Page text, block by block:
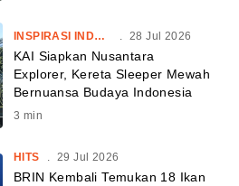
INSPIRASI INDONESIA 28 Jul 2026
KAI Siapkan Nusantara
Explorer, Kereta Sleeper Mewah
Bernuansa Budaya Indonesia
3 min
HITS 29 Jul 2026
BRIN Kembali Temukan 18 Ikan